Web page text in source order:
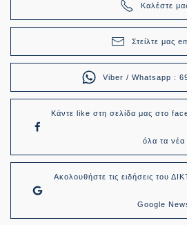
Καλέστε
Στείλτε μας
Viber / Whatsapp :
Κάντε like στη σελίδα μας στο
όλα τα νέα
Ακολουθήστε τις ειδήσεις του
Google